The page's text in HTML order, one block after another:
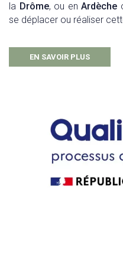
la Drôme, ou enArdèche
se déplacer ou réaliser
EN SAVOIR PLUS